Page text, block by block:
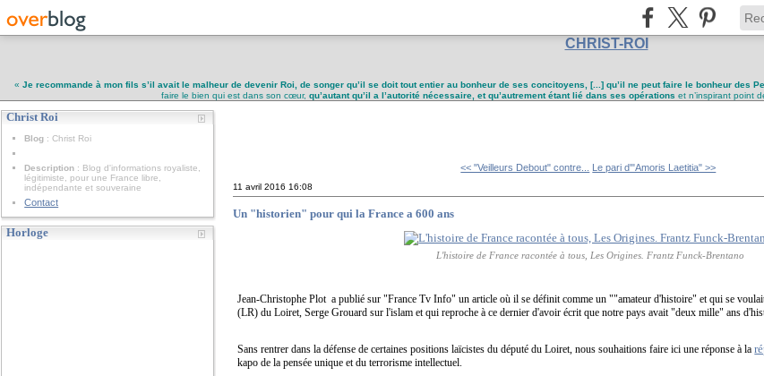
CHRIST-ROI
« Je recommande à mon fils s’il avait le malheur de devenir Roi, de songer qu’il se doit tout entier au bonheur de ses concitoyens, [...] qu’il ne peut faire le bonheur des
faire le bien qui est dans son cœur, qu’autant qu’il a l’autorité nécessaire, et qu’autrement étant lié dans ses opérations et n’inspirant point
Christ Roi
Blog : Christ Roi
Description : Blog d'informations royaliste,
légitimiste, pour une France libre,
indépendante et souveraine
Contact
Horloge
<< "Veilleurs Debout" contre... Le pari d'"Amoris Laetitia" >>
11 avril 2016 16:08
Un "historien" pour qui la France a 600 ans
L'histoire de France racontée à tous, Les Origines. Frantz Funck-Brentano
Jean-Christophe Plot a publié sur "France Tv Info" un article où il se définit comme un ""amateur d'histoire" etqui se
(LR) du Loiret, Serge Grouard sur l'islam et qui reproche à ce dernier d'avoir écrit que notre pays avait "deux mille" ans
Sans rentrer dans la défense de certaines positions laïcistes du député du Loiret,nous souhaitions faire ici une réponse à la
kapo de la pensée unique et du terrorisme intellectuel.